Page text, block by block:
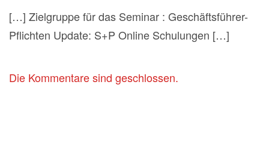
[…] Zielgruppe für das Seminar : Geschäftsführer-
Pflichten Update: S+P Online Schulungen […]
Die Kommentare sind geschlossen.